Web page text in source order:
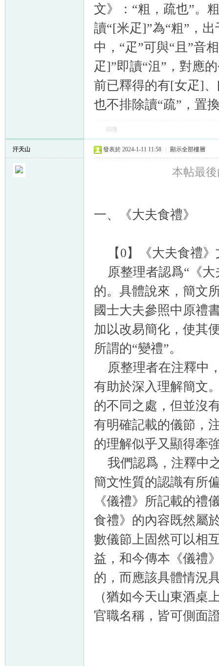
文》：“粗，疏也”。
讀“[米疋]”為“粗”，
中，“疋”可與“且”音
疋]”即讀“沮”，對應
前已釋得的有[女疋]
也不排除讀“疏”，置
回復
汗天山 發表於 2024-1-11 11:58 顯示全部樓層
本帖最
一、《大夫食禮》
【0】《大夫食禮》
原整理者認爲“《大
的。具體說來，簡文
國士大夫參照中原禮
加以改易簡化，使其
所謂的“變禮”。
原整理者在注釋中
有助於深入理解簡文
的不同之處，但並沒
有明確記載的儀節，
的理解似乎又顯得牽
我們認爲，注釋中
簡文性質的認識有所
《儀禮》所記載的禮
食禮》的內容既然屬
數儀節上固然可以相
益，和今傳本《儀禮
的，而應該具體情況
（猶如今天山東酒桌
官職名稱，皆可側面